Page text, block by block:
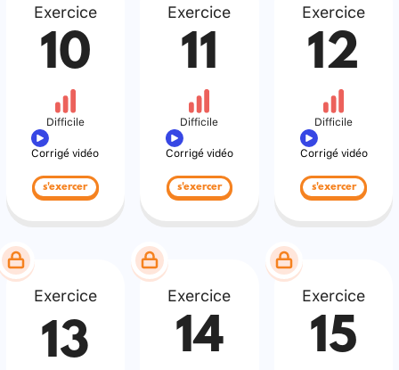
Exercice
10
Difficile
Corrigé vidéo
s'exercer
Exercice
11
Difficile
Corrigé vidéo
s'exercer
Exercice
12
Difficile
Corrigé vidéo
s'exercer
Exercice
13
Exercice
14
Exercice
15